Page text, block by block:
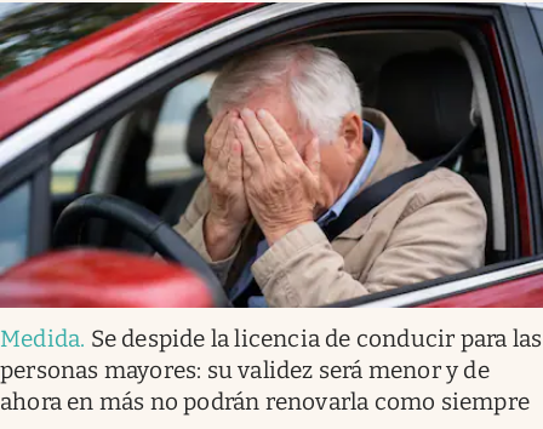
Medida. Se despide la licencia de conducir para las
personas mayores: su validez será menor y de
ahora en más no podrán renovarla como siempre